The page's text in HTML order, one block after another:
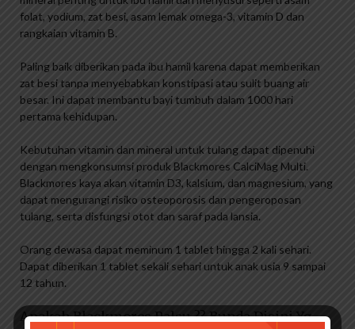
folat, yodium, zat besi, asam lemak omega-3, vitamin D dan
rangkaian vitamin B.
Paling baik diberikan pada ibu hamil karena dapat memberikan
zat besi tanpa menyebabkan konstipasi atau sulit buang air
besar. Ini dapat membantu bayi tumbuh dalam 1000 hari
pertama kehidupan.
Kebutuhan vitamin dan mineral untuk tulang dapat dipenuhi
dengan mengkonsumsi produk Blackmores CalciMag Multi.
Blackmores kaya akan vitamin D3, kalsium, dan magnesium, yang
dapat mengurangi risiko osteoporosis dan pengeroposan
tulang, serta disfungsi otot dan saraf pada lansia.
Orang dewasa dapat meminum 1 tablet hingga 2 kali sehari.
Dapat diberikan 1 tablet sekali sehari untuk anak usia 9 sampai
12 tahun.
Apakah Blackmores Palsu ?? Bunda Disini Yg